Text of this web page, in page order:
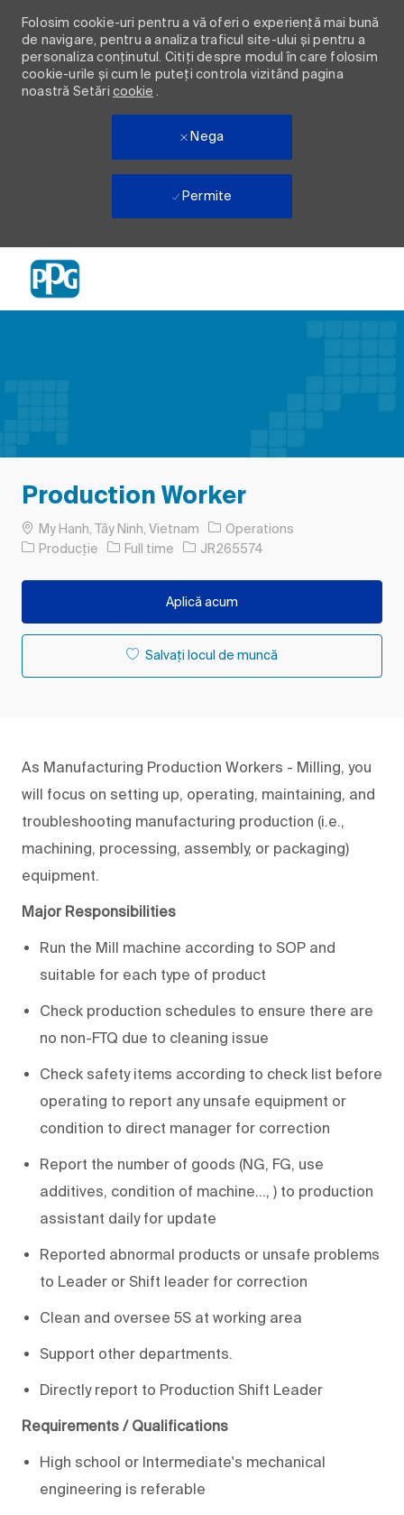
Folosim cookie-uri pentru a vă oferi o experiență mai bună
de navigare, pentru a analiza traficul site-ului și pentru a
personaliza conținutul. Citiți despre modul în care folosim
cookie-urile și cum le puteți controla vizitând pagina
noastră Setări cookie .
Nega
Permite
Production Worker
LocMy Hanh, Tây Ninh, Vietnam
Operations
Categorie
Producție Tipul postului
Full time Job Id
JR265574
Aplică acum
Salvați locul de muncă
As Manufacturing Production Workers - Milling, you
will focus on setting up, operating, maintaining, and
troubleshooting manufacturing production (i.e.,
machining, processing, assembly, or packaging)
equipment.
Major Responsibilities
Run the Mill machine according to SOP and
suitable for each type of product
Check production schedules to ensure there are
no non-FTQ due to cleaning issue
Check safety items according to check list before
operating to report any unsafe equipment or
condition to direct manager for correction
Report the number of goods (NG, FG, use
additives, condition of machine…, ) to production
assistant daily for update
Reported abnormal products or unsafe problems
to Leader or Shift leader for correction
Clean and oversee 5S at working area
Support other departments.
Directly report to Production Shift Leader
Requirements / Qualifications
High school or Intermediate's mechanical
engineering is referable